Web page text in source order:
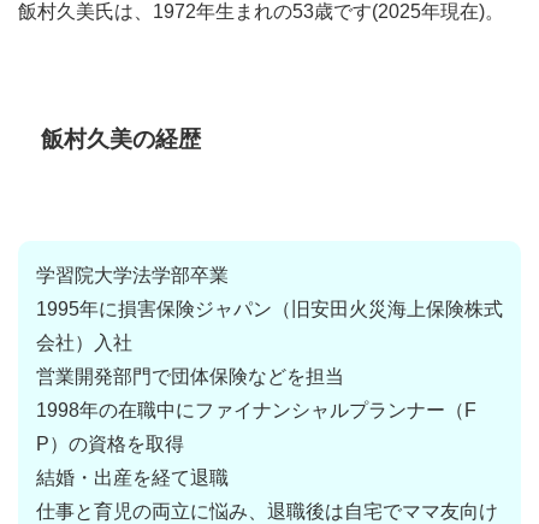
飯村久美氏は、1972年生まれの53歳です(2025年現在)。
飯村久美の経歴
学習院大学法学部卒業
1995年に損害保険ジャパン（旧安田火災海上保険株式
会社）入社
営業開発部門で団体保険などを担当
1998年の在職中にファイナンシャルプランナー（F
P）の資格を取得
結婚・出産を経て退職
仕事と育児の両立に悩み、退職後は自宅でママ友向け